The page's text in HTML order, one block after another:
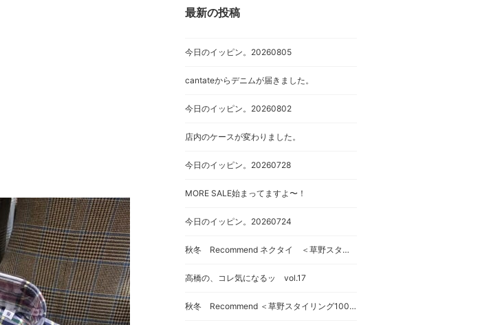
最新の投稿
今日のイッピン。20260805
cantateからデニムが届きました。
今日のイッピン。20260802
店内のケースが変わりました。
今日のイッピン。20260728
MORE SALE始まってますよ〜！
今日のイッピン。20260724
秋冬 Recommend ネクタイ ＜草野スタイリング100本ノックvol41＞
高橋の、コレ気になるッ vol.17
秋冬 Recommend ＜草野スタイリング100本ノックvol40＞